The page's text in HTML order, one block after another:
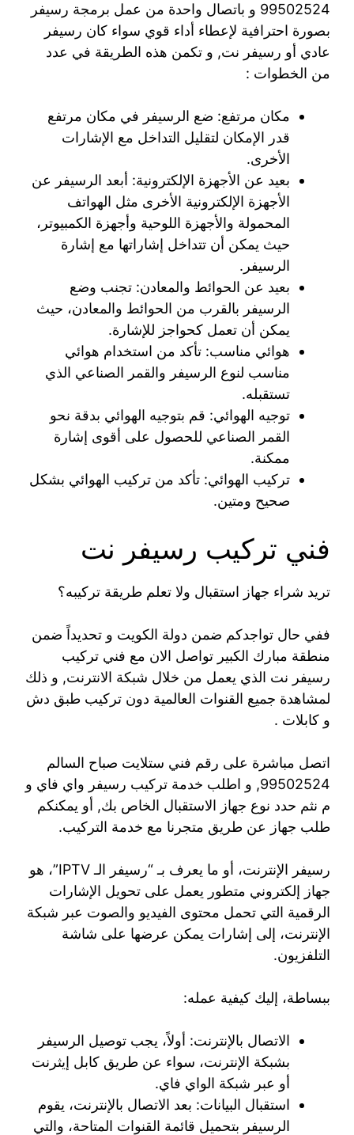
99502524 و باتصال واحدة من عمل برمجة رسيفر
بصورة احترافية لإعطاء أداء قوي سواء كان رسيفر
عادي أو رسيفر نت, و تكمن هذه الطريقة في عدد
من الخطوات :
مكان مرتفع: ضع الرسيفر في مكان مرتفع
قدر الإمكان لتقليل التداخل مع الإشارات
الأخرى.
بعيد عن الأجهزة الإلكترونية: أبعد الرسيفر عن
الأجهزة الإلكترونية الأخرى مثل الهواتف
المحمولة والأجهزة اللوحية وأجهزة الكمبيوتر،
حيث يمكن أن تتداخل إشاراتها مع إشارة
الرسيفر.
بعيد عن الحوائط والمعادن: تجنب وضع
الرسيفر بالقرب من الحوائط والمعادن، حيث
يمكن أن تعمل كحواجز للإشارة.
هوائي مناسب: تأكد من استخدام هوائي
مناسب لنوع الرسيفر والقمر الصناعي الذي
تستقبله.
توجيه الهوائي: قم بتوجيه الهوائي بدقة نحو
القمر الصناعي للحصول على أقوى إشارة
ممكنة.
تركيب الهوائي: تأكد من تركيب الهوائي بشكل
صحيح ومتين.
فني تركيب رسيفر نت
تريد شراء جهاز استقبال ولا تعلم طريقة تركيبه؟
ففي حال تواجدكم ضمن دولة الكويت و تحديداً ضمن
منطقة مبارك الكبير تواصل الان مع فني تركيب
رسيفر نت الذي يعمل من خلال شبكة الانترنت, و ذلك
لمشاهدة جميع القنوات العالمية دون تركيب طبق دش
و كابلات .
اتصل مباشرة على رقم فني ستلايت صباح السالم
99502524, و اطلب خدمة تركيب رسيفر واي فاي و
م نثم حدد نوع جهاز الاستقبال الخاص بك, أو يمكنكم
طلب جهاز عن طريق متجرنا مع خدمة التركيب.
رسيفر الإنترنت، أو ما يعرف بـ “رسيفر الـ IPTV”، هو
جهاز إلكتروني متطور يعمل على تحويل الإشارات
الرقمية التي تحمل محتوى الفيديو والصوت عبر شبكة
الإنترنت، إلى إشارات يمكن عرضها على شاشة
التلفزيون.
ببساطة، إليك كيفية عمله:
الاتصال بالإنترنت: أولاً، يجب توصيل الرسيفر
بشبكة الإنترنت، سواء عن طريق كابل إيثرنت
أو عبر شبكة الواي فاي.
استقبال البيانات: بعد الاتصال بالإنترنت، يقوم
الرسيفر بتحميل قائمة القنوات المتاحة، والتي